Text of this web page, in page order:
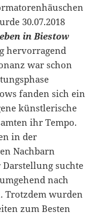
30.07.2018
in Biestow
hervorragend
war schon
fanden sich ein
künstlerische
ihr Tempo.
in der
Nachbarn
suchte
nach
Trotzdem wurden
zum Besten